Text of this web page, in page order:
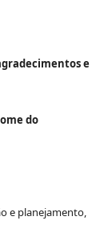
e
do
e planejamento,